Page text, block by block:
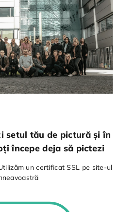
setul tău de pictură și în
începe deja să pictezi
un certificat SSL pe site-ul